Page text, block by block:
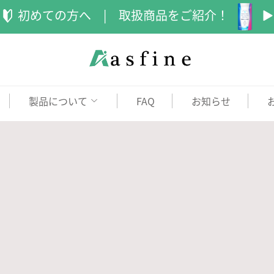
初めての方へ | 取扱商品をご紹介！
製品について FAQ お知らせ